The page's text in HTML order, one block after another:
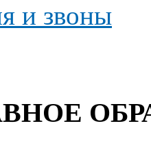
и звоны